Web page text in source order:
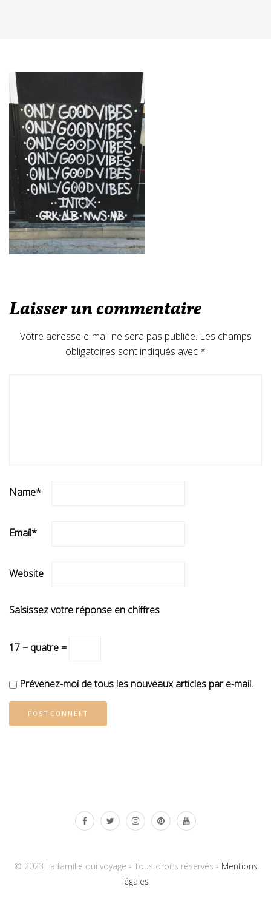
Laisser un commentaire
Votre adresse e-mail ne sera pas publiée. Les champs
obligatoires sont indiqués avec *
Name*
Email*
Website
Saisissez votre réponse en chiffres
17 − quatre =
Prévenez-moi de tous les nouveaux articles par e-mail.
© 2023 La famille qui voyage - Tous droits réservés - Mentions
légales